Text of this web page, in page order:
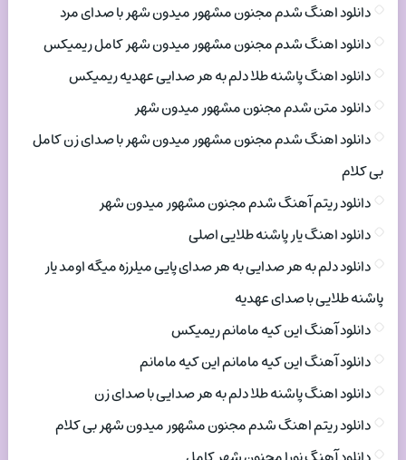
دانلود اهنگ شدم مجنون مشهور میدون شهر با صدای مرد
دانلود اهنگ شدم مجنون مشهور میدون شهر کامل ریمیکس
دانلود اهنگ پاشنه طلا دلم به هر صدایی عهدیه ریمیکس
دانلود متن شدم مجنون مشهور میدون شهر
دانلود اهنگ شدم مجنون مشهور میدون شهر با صدای زن کامل
بی کلام
دانلود ریتم آهنگ شدم مجنون مشهور میدون شهر
دانلود اهنگ یار پاشنه طلایی اصلی
دانلود دلم به هر صدایی به هر صدای پایی میلرزه میگه اومد یار
پاشنه طلایی با صدای عهدیه
دانلود آهنگ این کیه مامانم ریمیکس
دانلود آهنگ این کیه مامانم این کیه مامانم
دانلود اهنگ پاشنه طلا دلم به هر صدایی با صدای زن
دانلود ریتم اهنگ شدم مجنون مشهور میدون شهر بی کلام